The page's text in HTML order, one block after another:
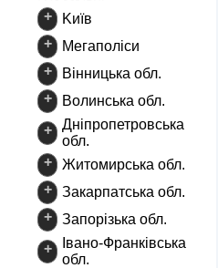
+
Kиїв
+
Mегаполіси
+
Вінницька обл.
+
Волинська обл.
+
Дніпропетровська
обл.
+
Житомирська обл.
+
Закарпатська обл.
+
Запорізька обл.
+
Івано-Франківська
обл.